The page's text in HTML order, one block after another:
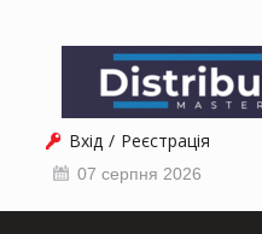
Вхід Реєстрація
07 серпня 2026